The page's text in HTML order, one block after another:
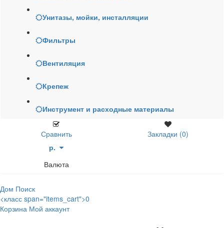
Унитазы, мойки, инсталляции
Фильтры
Вентиляция
Крепеж
Инструмент и расходные материалы
Сравнить
Закладки (0)
р.
Валюта
Дом Поиск
<класс span="items_cart">0
Корзина Мой аккаунт